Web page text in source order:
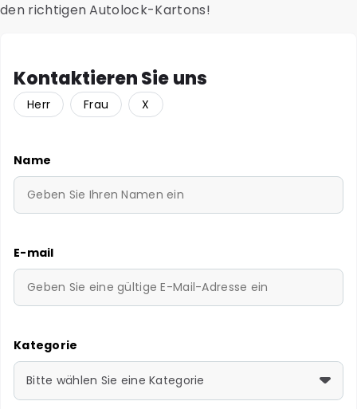
den richtigen Autolock-Kartons!
Kontaktieren Sie uns
Herr Frau X
Name
E-mail
Kategorie
Bitte wählen Sie eine Kategorie